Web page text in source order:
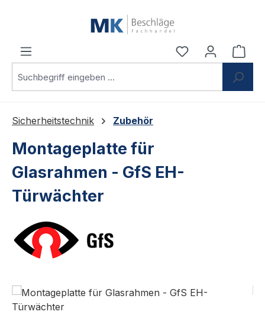
Du hast 0
Sicherheitstechnik Zubehör
Montageplatte für
Glasrahmen - GfS EH-
Türwächter